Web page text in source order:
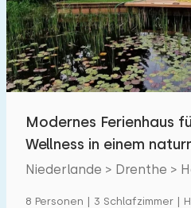
Schwimmbad
Eingezäunter Garten
Haustierfrei
Ladestation Auto
Modernes Ferienhaus
Wellness in einem
Drenthe
Niederlande > Drenthe >
8 Personen | 3 Schlafzimmer |